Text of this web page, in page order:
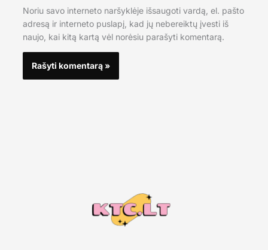
Noriu savo interneto naršyklėje išsaugoti vardą, el. pašto
adresą ir interneto puslapį, kad jų nebereiktų įvesti iš
naujo, kai kitą kartą vėl norėsiu parašyti komentarą.